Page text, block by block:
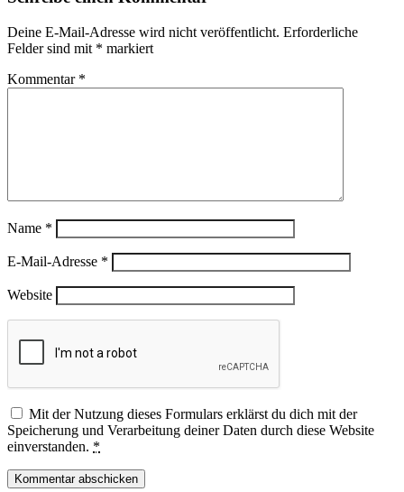
Deine E-Mail-Adresse wird nicht veröffentlicht. Erforderliche
Felder sind mit * markiert
Kommentar *
Name *
E-Mail-Adresse *
Website
Mit der Nutzung dieses Formulars erklärst du dich mit der
Speicherung und Verarbeitung deiner Daten durch diese Website
einverstanden. *